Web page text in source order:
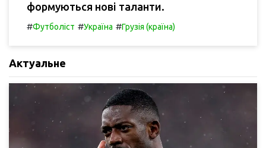
формуються нові таланти.
#Футболіст #Україна #Грузія (країна)
Актуальне